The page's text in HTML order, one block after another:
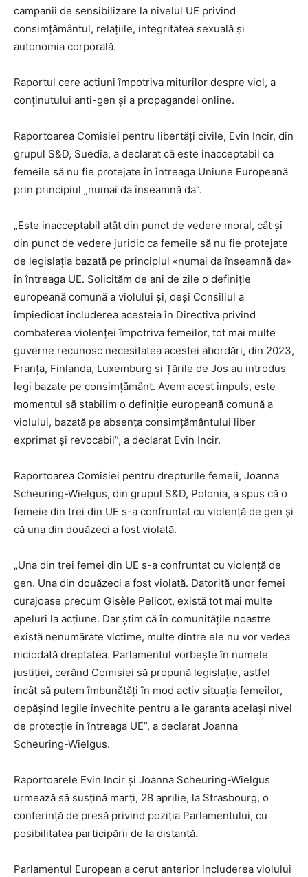
campanii de sensibilizare la nivelul UE privind
consimțământul, relațiile, integritatea sexuală și
autonomia corporală.
Raportul cere acțiuni împotriva miturilor despre viol, a
conținutului anti-gen și a propagandei online.
Raportoarea Comisiei pentru libertăți civile, Evin Incir, din
grupul S&D, Suedia, a declarat că este inacceptabil ca
femeile să nu fie protejate în întreaga Uniune Europeană
prin principiul „numai da înseamnă da”.
„Este inacceptabil atât din punct de vedere moral, cât și
din punct de vedere juridic ca femeile să nu fie protejate
de legislația bazată pe principiul «numai da înseamnă da»
în întreaga UE. Solicităm de ani de zile o definiție
europeană comună a violului și, deși Consiliul a
împiedicat includerea acesteia în Directiva privind
combaterea violenței împotriva femeilor, tot mai multe
guverne recunosc necesitatea acestei abordări, din 2023,
Franța, Finlanda, Luxemburg și Țările de Jos au introdus
legi bazate pe consimțământ. Avem acest impuls, este
momentul să stabilim o definiție europeană comună a
violului, bazată pe absența consimțământului liber
exprimat și revocabil”, a declarat Evin Incir.
Raportoarea Comisiei pentru drepturile femeii, Joanna
Scheuring-Wielgus, din grupul S&D, Polonia, a spus că o
femeie din trei din UE s-a confruntat cu violență de gen și
că una din douăzeci a fost violată.
„Una din trei femei din UE s-a confruntat cu violență de
gen. Una din douăzeci a fost violată. Datorită unor femei
curajoase precum Gisèle Pelicot, există tot mai multe
apeluri la acțiune. Dar știm că în comunitățile noastre
există nenumărate victime, multe dintre ele nu vor vedea
niciodată dreptatea. Parlamentul vorbește în numele
justiției, cerând Comisiei să propună legislație, astfel
încât să putem îmbunătăți în mod activ situația femeilor,
depășind legile învechite pentru a le garanta același nivel
de protecție în întreaga UE”, a declarat Joanna
Scheuring-Wielgus.
Raportoarele Evin Incir și Joanna Scheuring-Wielgus
urmează să susțină marți, 28 aprilie, la Strasbourg, o
conferință de presă privind poziția Parlamentului, cu
posibilitatea participării de la distanță.
Parlamentul European a cerut anterior includerea violului